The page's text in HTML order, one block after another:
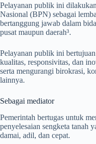
Pelayanan publik ini
Nasional (BPN) sebagai
bertanggung jawab dalam
pusat maupun daerah³.
Pelayanan publik ini
kualitas, responsivitas, dan
serta mengurangi birokrasi,
lainnya.
Sebagai mediator
Pemerintah bertugas untuk
penyelesaian sengketa tanah
damai, adil, dan cepat.